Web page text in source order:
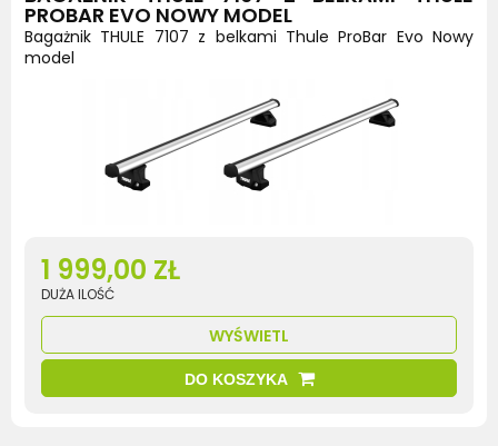
PROBAR EVO NOWY MODEL
Bagażnik THULE 7107 z belkami Thule ProBar Evo Nowy
model
1 999,00 ZŁ
DUŻA ILOŚĆ
WYŚWIETL
DO KOSZYKA